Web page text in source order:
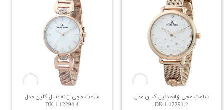
ساعت مچی زنانه دنیل کلین مدل
DK.1.12291.2
ساعت مچی زنانه دنیل کلین مدل
DK.1.12294.4